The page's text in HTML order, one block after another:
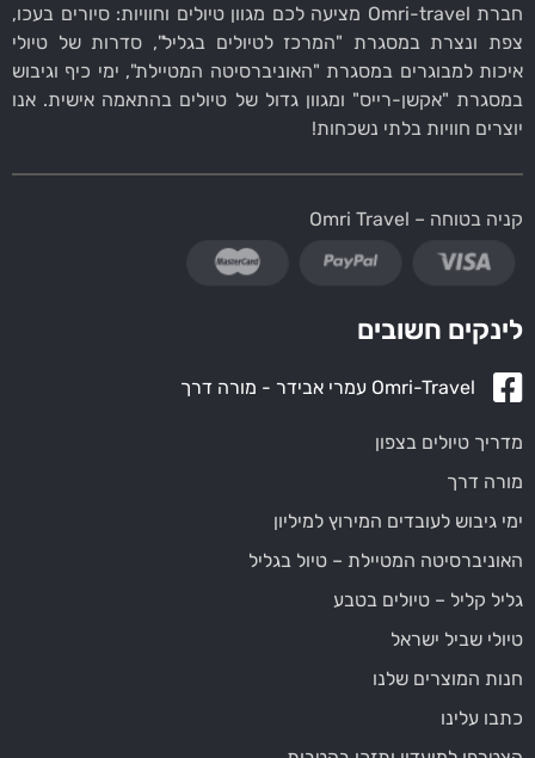
חברת Omri-travel מציעה לכם מגוון טיולים וחוויות: סיורים בעכו,
צפת ונצרת במסגרת "המרכז לטיולים בגליל", סדרות של טיולי
איכות למבוגרים במסגרת "האוניברסיטה המטיילת", ימי כיף וגיבוש
במסגרת "אקשן-רייס" ומגוון גדול של טיולים בהתאמה אישית. אנו
יוצרים חוויות בלתי נשכחות!
קניה בטוחה – Omri Travel
לינקים חשובים
Omri-Travel עמרי אבידר - מורה דרך
מדריך טיולים בצפון
מורה דרך
ימי גיבוש לעובדים המירוץ למיליון
האוניברסיטה המטיילת – טיול בגליל
גליל קליל – טיולים בטבע
טיולי שביל ישראל
חנות המוצרים שלנו
כתבו עלינו